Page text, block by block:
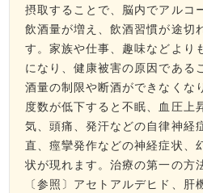
摂取することで、脳内でアルコ
飲酒量が増え、飲酒習慣が途切
す。家族や仕事、趣味などより
になり、健康被害の原因である
酒量の制限や断酒ができなくな
度数が低下すると不眠、血圧上
気、頭痛、発汗などの自律神経
直、痙攣発作などの神経症状、
状が現れます。治療の第一の方
〔参照〕 アセトアルデヒド 、 肝